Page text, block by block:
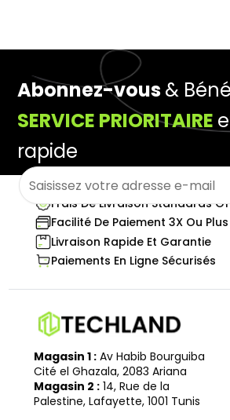
Abonnez-vous&
SERVICE PRIORITAIRE
rapide
Frais De Livraison Standards
Facilité De Paiement 3X Ou Plus
Livraison Rapide Et Garantie
Paiements En Ligne Sécurisés
Magasin 1 : Av Habib Bourguiba
Cité el Ghazala, 2083 Ariana
Magasin 2 : 14, Rue de la
Palestine, Lafayette, 1001 Tunis